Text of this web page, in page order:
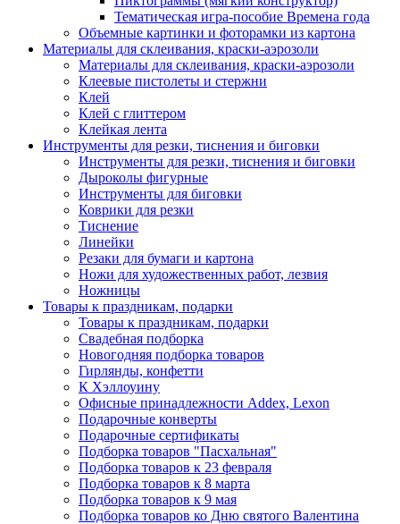
Тематическая игра-пособие Времена года
Объемные картинки и фоторамки из картона
Материалы для склеивания, краски-аэрозоли
Материалы для склеивания, краски-аэрозоли
Клеевые пистолеты и стержни
Клей
Клей с глиттером
Клейкая лента
Инструменты для резки, тиснения и биговки
Инструменты для резки, тиснения и биговки
Дыроколы фигурные
Инструменты для биговки
Коврики для резки
Тиснение
Линейки
Резаки для бумаги и картона
Ножи для художественных работ, лезвия
Ножницы
Товары к праздникам, подарки
Товары к праздникам, подарки
Свадебная подборка
Новогодняя подборка товаров
Гирлянды, конфетти
К Хэллоуину
Офисные принадлежности Addex, Lexon
Подарочные конверты
Подарочные сертификаты
Подборка товаров "Пасхальная"
Подборка товаров к 23 февраля
Подборка товаров к 8 марта
Подборка товаров к 9 мая
Подборка товаров ко Дню святого Валентина